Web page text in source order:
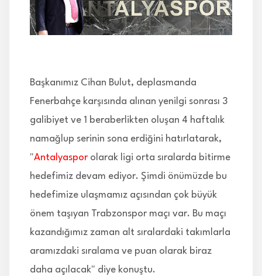
İLETİŞİM
Başkanımız Cihan Bulut, deplasmanda
Fenerbahçe karşısında alınan yenilgi sonrası 3
galibiyet ve 1 beraberlikten oluşan 4 haftalık
namağlup serinin sona erdiğini hatırlatarak,
"Antalyaspor olarak ligi orta sıralarda bitirme
hedefimiz devam ediyor. Şimdi önümüzde bu
hedefimize ulaşmamız açısından çok büyük
önem taşıyan Trabzonspor maçı var. Bu maçı
kazandığımız zaman alt sıralardaki takımlarla
aramızdaki sıralama ve puan olarak biraz
daha açılacak" diye konuştu.